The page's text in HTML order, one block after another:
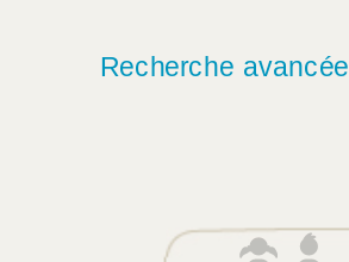
Recherche avancée